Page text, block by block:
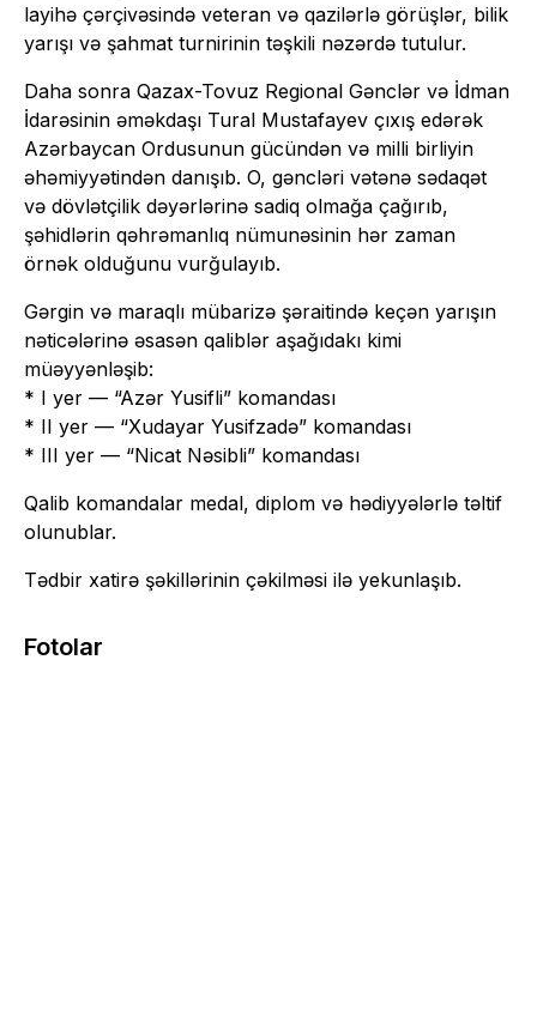
layihə çərçivəsində veteran və qazilərlə görüşlər, bilik
yarışı və şahmat turnirinin təşkili nəzərdə tutulur.
Daha sonra Qazax-Tovuz Regional Gənclər və İdman
İdarəsinin əməkdaşı Tural Mustafayev çıxış edərək
Azərbaycan Ordusunun gücündən və milli birliyin
əhəmiyyətindən danışıb. O, gəncləri vətənə sədaqət
və dövlətçilik dəyərlərinə sadiq olmağa çağırıb,
şəhidlərin qəhrəmanlıq nümunəsinin hər zaman
örnək olduğunu vurğulayıb.
Gərgin və maraqlı mübarizə şəraitində keçən yarışın
nəticələrinə əsasən qaliblər aşağıdakı kimi
müəyyənləşib:
* I yer — “Azər Yusifli” komandası
* II yer — “Xudayar Yusifzadə” komandası
* III yer — “Nicat Nəsibli” komandası
Qalib komandalar medal, diplom və hədiyyələrlə təltif
olunublar.
Tədbir xatirə şəkillərinin çəkilməsi ilə yekunlaşıb.
Fotolar